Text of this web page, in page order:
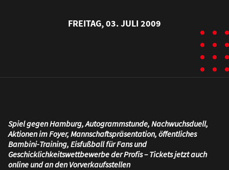
FREITAG, 03. JULI 2009
Spiel gegen Hamburg, Autogrammstunde, Nachwuchsduell,
Aktionen im Foyer, Mannschaftspräsentation, öffentliches
Bambini-Training, Eisfußball für Fans und
Geschicklichkeitswettbewerbe der Profis – Tickets jetzt auch
online und an den Vorverkaufsstellen